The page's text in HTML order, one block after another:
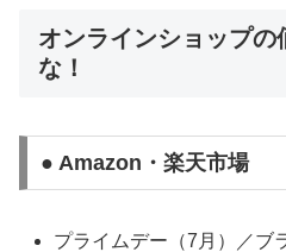
オンラインショップの
な！
● Amazon・楽天市場
プライムデー（7月）／ブ